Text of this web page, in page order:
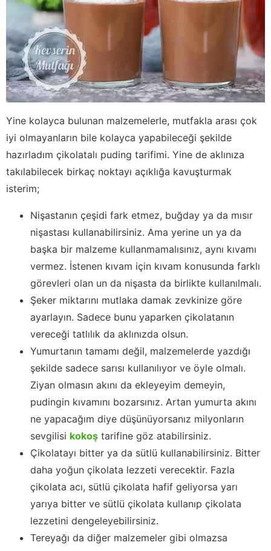
Yine kolayca bulunan malzemelerle, mutfakla arası çok
iyi olmayanların bile kolayca yapabileceği şekilde
hazırladım çikolatalı puding tarifimi. Yine de aklınıza
takılabilecek birkaç noktayı açıklığa kavuşturmak
isterim;
Nişastanın çeşidi fark etmez, buğday ya da mısır
nişastası kullanabilirsiniz. Ama yerine un ya da
başka bir malzeme kullanmamalısınız, aynı kıvamı
vermez. İstenen kıvam için kıvam konusunda farklı
görevleri olan un da nişasta da birlikte kullanılmalı.
Şeker miktarını mutlaka damak zevkinize göre
ayarlayın. Sadece bunu yaparken çikolatanın
vereceği tatlılık da aklınızda olsun.
Yumurtanın tamamı değil, malzemelerde yazdığı
şekilde sadece sarısı kullanılıyor ve öyle olmalı.
Ziyan olmasın akını da ekleyeyim demeyin,
pudingin kıvamını bozarsınız. Artan yumurta akını
ne yapacağım diye düşünüyorsanız milyonların
sevgilisi kokoş tarifine göz atabilirsiniz.
Çikolatayı bitter ya da sütlü kullanabilirsiniz. Bitter
daha yoğun çikolata lezzeti verecektir. Fazla
çikolata acı, sütlü çikolata hafif geliyorsa yarı
yarıya bitter ve sütlü çikolata kullanıp çikolata
lezzetini dengeleyebilirsiniz.
Tereyağı da diğer malzemeler gibi olmazsa